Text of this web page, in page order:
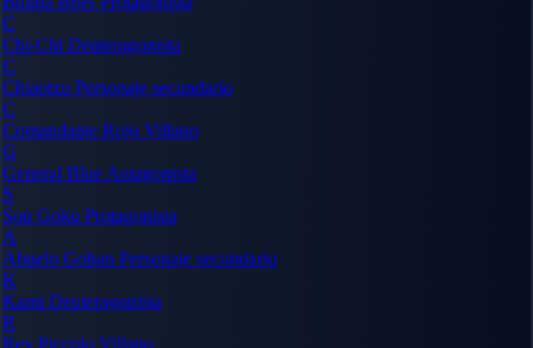
C
Chi-Chi Deuteragonista
C
Chiaotzu Personaje secundario
C
Comandante Rojo Villano
G
General Blue Antagonista
S
Son Goku Protagonista
A
Abuelo Gohan Personaje secundario
K
Kami Deuteragonista
R
Rey Piccolo Villano